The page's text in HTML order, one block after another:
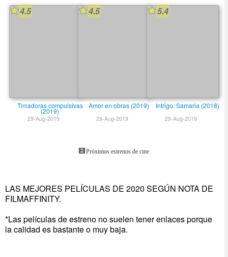
4.5
Timadoras compulsivas
(2019)
29-Aug-2019
4.5
Amor en obras (2019)
29-Aug-2019
5.4
Intrigo: Samaria (2018)
29-Aug-2019
Próximos estrenos de cine
LAS MEJORES PELÍCULAS DE 2020 SEGÚN NOTA DE
FILMAFFINITY.
*Las películas de estreno no suelen tener enlaces porque
la calidad es bastante o muy baja.